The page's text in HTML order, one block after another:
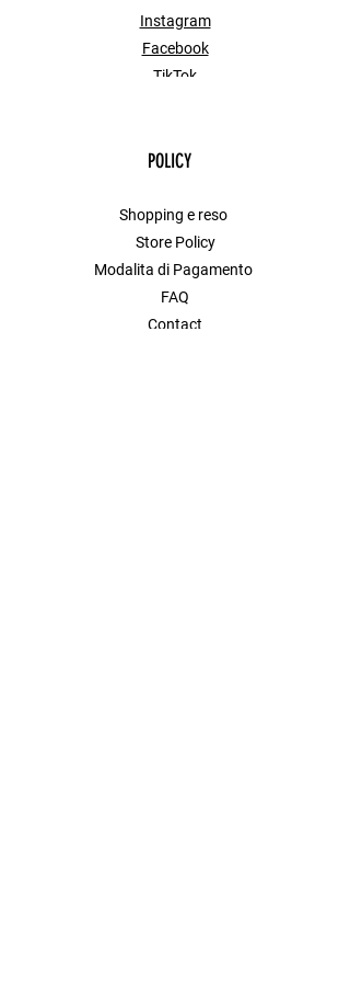
Instagram
Facebook
TikTok
POLICY
Shopping e reso
Store Policy
Modalita di Pagamento
FAQ
Contact